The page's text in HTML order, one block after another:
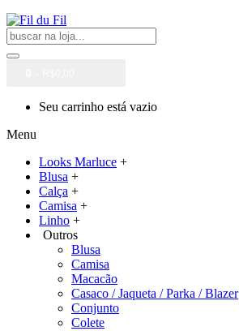
Seu carrinho está vazio
Menu
Looks Marluce +
Blusa +
Calça +
Camisa +
Linho +
Outros
Blusa
Camisa
Macacão
Casaco / Jaqueta / Parka / Blazer
Conjunto
Colete